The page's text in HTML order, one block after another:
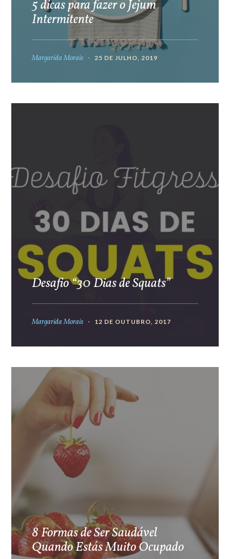
5 dicas para fazer o Jejum
Intermitente
Margarida Morais 25 DE JULHO, 2019
Desafio “30 Dias de Squats”
Margarida Morais 12 DE OUTUBRO, 2017
8 Formas de Ser Saudável
Quando Estás Muito Ocupado